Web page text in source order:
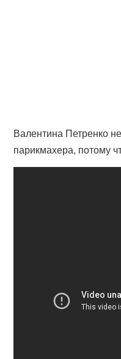
Валентина Петренко
парикмахера, потому